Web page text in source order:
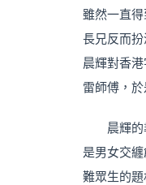
雖然一直
長兄反而
晨輝對香
雷師傅，
晨輝
是男女交
難眾生的